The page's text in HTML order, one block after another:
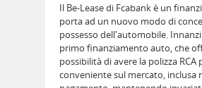
Il Be-Lease di Fcabank è un
porta ad un nuovo modo di
possesso dell'automobile.
primo finanziamento auto, che
possibilità di avere la polizza RCA
conveniente sul mercato, inclusa